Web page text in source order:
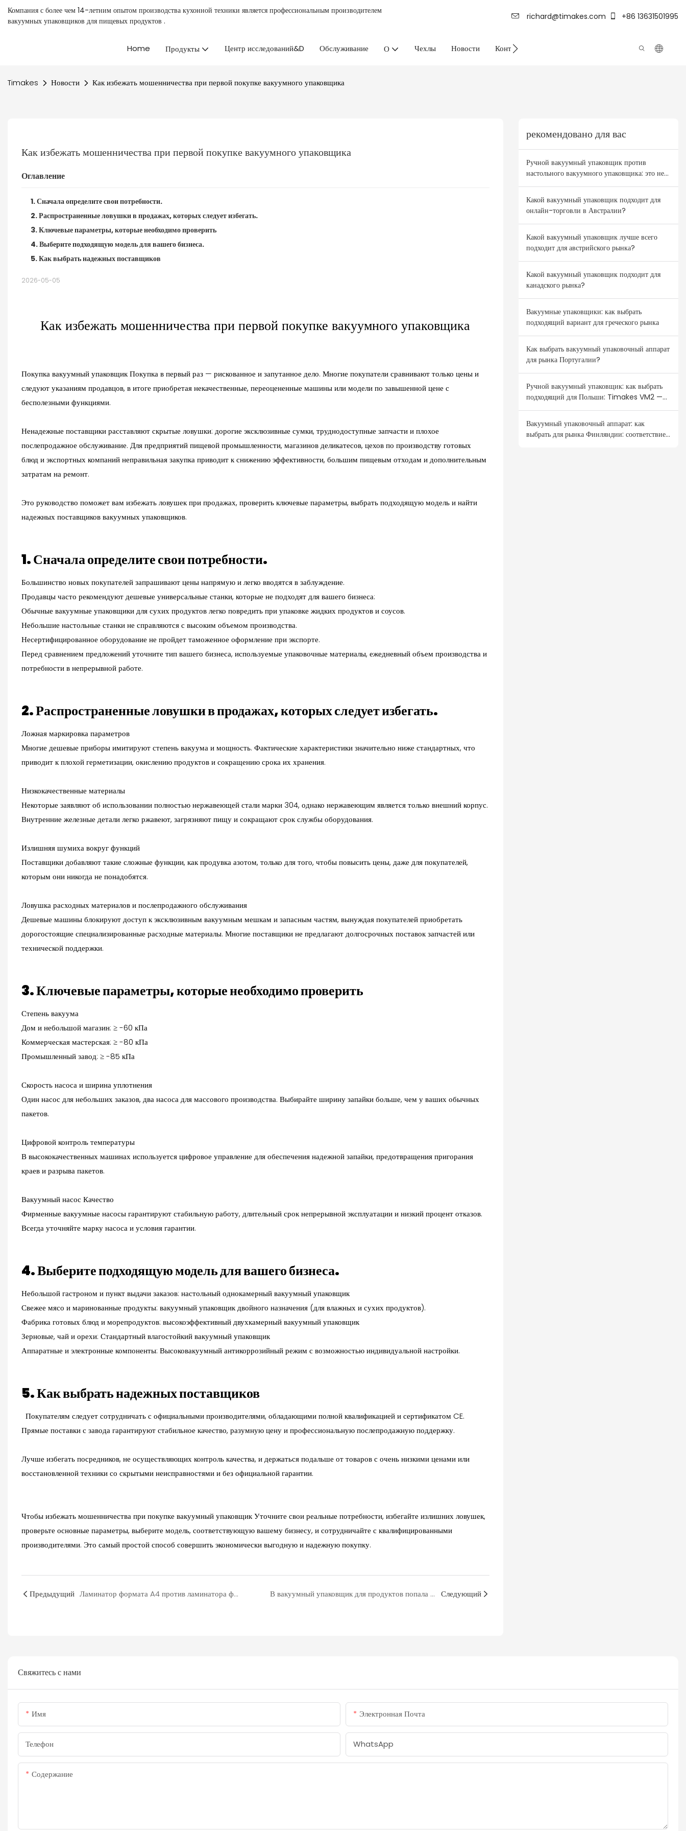
Компания с более чем 14-летним опытом производства кухонной техники является профессиональным производителем
вакуумных упаковщиков для пищевых продуктов . richard@timakes.com +86 13631501995
Home Продукты Центр исследований&D Обслуживание О Чехлы Новости Контакт
Timakes Новости Как избежать мошенничества при первой покупке вакуумного упаковщика
Как избежать мошенничества при первой покупке вакуумного упаковщика
Оглавление
1. Сначала определите свои потребности.
2. Распространенные ловушки в продажах, которых следует избегать.
3. Ключевые параметры, которые необходимо проверить
4. Выберите подходящую модель для вашего бизнеса.
5. Как выбрать надежных поставщиков
2026-05-05
Как избежать мошенничества при первой покупке вакуумного упаковщика
Покупкавакуумный упаковщикПокупка в первый раз — рискованное и запутанное дело. Многие покупатели сравнивают только цены и
следуют указаниям продавцов, в итоге приобретая некачественные, переоцененные машины или модели по завышенной цене с
бесполезными функциями.
Ненадежные поставщики расставляют скрытые ловушки: дорогие эксклюзивные сумки, труднодоступные запчасти и плохое
послепродажное обслуживание. Для предприятий пищевой промышленности, магазинов деликатесов, цехов по производству готовых
блюд и экспортных компаний неправильная закупка приводит к снижению эффективности, большим пищевым отходам и дополнительным
затратам на ремонт.
Это руководство поможет вам избежать ловушек при продажах, проверить ключевые параметры, выбрать подходящую модель и найти
надежных поставщиков вакуумных упаковщиков.
1. Сначала определите свои потребности.
Большинство новых покупателей запрашивают цены напрямую и легко вводятся в заблуждение.
Продавцы часто рекомендуют дешевые универсальные станки, которые не подходят для вашего бизнеса:
Обычные вакуумные упаковщики для сухих продуктов легко повредить при упаковке жидких продуктов и соусов.
Небольшие настольные станки не справляются с высоким объемом производства.
Несертифицированное оборудование не пройдет таможенное оформление при экспорте.
Перед сравнением предложений уточните тип вашего бизнеса, используемые упаковочные материалы, ежедневный объем производства и
потребности в непрерывной работе.
2. Распространенные ловушки в продажах, которых следует избегать.
Ложная маркировка параметров
Многие дешевые приборы имитируют степень вакуума и мощность. Фактические характеристики значительно ниже стандартных, что
приводит к плохой герметизации, окислению продуктов и сокращению срока их хранения.
Низкокачественные материалы
Некоторые заявляют об использовании полностью нержавеющей стали марки 304, однако нержавеющим является только внешний корпус.
Внутренние железные детали легко ржавеют, загрязняют пищу и сокращают срок службы оборудования.
Излишняя шумиха вокруг функций
Поставщики добавляют такие сложные функции, как продувка азотом, только для того, чтобы повысить цены, даже для покупателей,
которым они никогда не понадобятся.
Ловушка расходных материалов и послепродажного обслуживания
Дешевые машины блокируют доступ к эксклюзивным вакуумным мешкам и запасным частям, вынуждая покупателей приобретать
дорогостоящие специализированные расходные материалы. Многие поставщики не предлагают долгосрочных поставок запчастей или
технической поддержки.
3. Ключевые параметры, которые необходимо проверить
Степень вакуума
Дом и небольшой магазин: ≥ -60 кПа
Коммерческая мастерская: ≥ -80 кПа
Промышленный завод: ≥ -85 кПа
Скорость насоса и ширина уплотнения
Один насос для небольших заказов, два насоса для массового производства. Выбирайте ширину запайки больше, чем у ваших обычных
пакетов.
Цифровой контроль температуры
В высококачественных машинах используется цифровое управление для обеспечения надежной запайки, предотвращения пригорания
краев и разрыва пакетов.
Вакуумный насосКачество
Фирменные вакуумные насосы гарантируют стабильную работу, длительный срок непрерывной эксплуатации и низкий процент отказов.
Всегда уточняйте марку насоса и условия гарантии.
4. Выберите подходящую модель для вашего бизнеса.
Небольшой гастроном и пункт выдачи заказов: настольный однокамерный вакуумный упаковщик
Свежее мясо и маринованные продукты: вакуумный упаковщик двойного назначения (для влажных и сухих продуктов).
Фабрика готовых блюд и морепродуктов: высокоэффективный двухкамерный вакуумный упаковщик
Зерновые, чай и орехи: Стандартный влагостойкий вакуумный упаковщик
Аппаратные и электронные компоненты: Высоковакуумный антикоррозийный режим с возможностью индивидуальной настройки.
5. Как выбрать надежных поставщиков
Покупателям следует сотрудничать с официальными производителями, обладающими полной квалификацией и сертификатом CE.
Прямые поставки с завода гарантируют стабильное качество, разумную цену и профессиональную послепродажную поддержку.
Лучше избегать посредников, не осуществляющих контроль качества, и держаться подальше от товаров с очень низкими ценами или
восстановленной техники со скрытыми неисправностями и без официальной гарантии.
Чтобы избежать мошенничества при покупке вакуумный упаковщикУточните свои реальные потребности, избегайте излишних ловушек,
проверьте основные параметры, выберите модель, соответствующую вашему бизнесу, и сотрудничайте с квалифицированными
производителями. Это самый простой способ совершить экономически выгодную и надежную покупку.
Предыдущий Ламинатор формата A4 против ламинатора формата A3: какой размер выгоднее купить? В вакуумный упаковщик для продуктов попала вода? Экстренное решение для предотвращения повреждений. Следующий
рекомендовано для вас
Ручной вакуумный упаковщик против
настольного вакуумного упаковщика: это не
Австралии и Новой Зеландии.
Какой вакуумный упаковщик подходит для
онлайн-торговли в Австралии?
Какой вакуумный упаковщик лучше всего
подходит для австрийского рынка?
Какой вакуумный упаковщик подходит для
канадского рынка?
Вакуумные упаковщики: как выбрать
подходящий вариант для греческого рынка
Как выбрать вакуумный упаковочный аппарат
для рынка Португалии?
Ручной вакуумный упаковщик: как выбрать
подходящий для Польши: Timakes VM2 —
Вакуумный упаковочный аппарат: как
выбрать для рынка Финляндии: соответствие
Свяжитесь с нами
Имя Электронная Почта
Телефон WhatsApp
Содержание